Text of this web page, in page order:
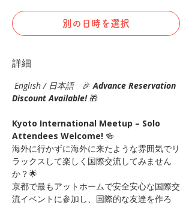
別の日時を選択
詳細
English / 日本語 🎉 Advance Reservation
Discount Available! 🎁
Kyoto International Meetup – Solo
Attendees Welcome! 🍻
海外に行かずに海外に来たような雰囲気でリ
ラックスして楽しく国際交流してみません
か？🌟
京都で最もアットホームで安全安心な国際交
流イベントに参加し、国際的な友達を作ろ